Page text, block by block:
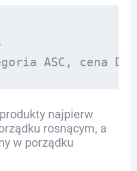
najpierw
rosnącym, a
w porządku